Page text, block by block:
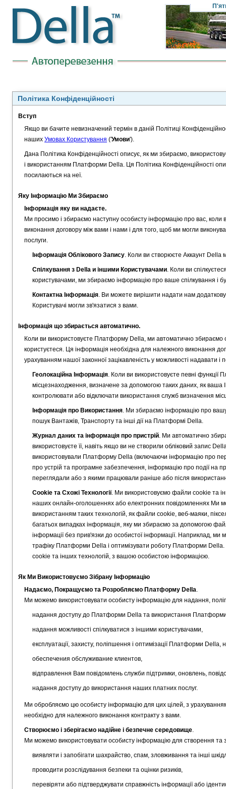
Політика Конфіденційності
Вступ
Якщо ви бачите невизначений термін в даній Політиці
наших Умовах Користування ('Умови').
Дана Політика Конфіденційності описує, як ми збираємо,
і використанням Платформи Della. Ця Політика Конфіденційності
посилаються на неї.
Яку Інформацію Ми Збираємо
Інформація яку ви надаєте.
Ми просимо і збираємо наступну особисту інформацію про вас,
виконання договору між вами і нами і для того, щоб ми могли
послуги.
Інформація Облікового Запису. Коли ви створюєте Аккаунт Della
Спілкування з Della и іншими Користувачами. Коли ви
користувачами, ми збираємо інформацію про ваше спілкування і
Контактна Інформація. Ви можете вирішити надати нам
Користувачі могли зв'язатися з вами.
Інформація що збирається автоматично.
Коли ви використовуєте Платформу Della, ми автоматично збираємо
користуєтеся. Ця інформація необхідна для належного виконання
урахуванням нашої законної зацікавленість у можливості
Геолокаційна Інформація. Коли ви використовуєте певні
місцезнаходження, визначене за допомогою таких даних, як ваша
контролювати або відключати використання служб визначення
Інформація про Використання. Ми збираємо інформацію про
пошук Вантажів, Транспорту та інші дії на Платформі Della.
Журнал даних та інформація про пристрій. Ми автоматично
використовуєте її, навіть якщо ви не створили обліковий запис
використовували Платформу Della (включаючи інформацію про
про устрій та програмне забезпечення, інформацію про події на
переглядали або з якими працювали раніше або після
Cookie та Схожі Технології. Ми використовуємо файли cookie та
наших онлайн-оголошеннях або електронних повідомленнях Ми
використанням таких технологій, як файли cookie, веб-маяки,
багатьох випадках інформація, яку ми збираємо за допомогою
інформації без прив'язки до особистої інформації. Наприклад,
трафіку Платформи Della і оптимізувати роботу Платформи
cookie та інших технологій, з вашою особистою інформацією.
Як Ми Використовуємо Зібрану Інформацію
Надаємо, Покращуємо та Розробляємо Платформу Della.
Ми можемо використовувати особисту інформацію для надання,
надання доступу до Платформи Della та використання
надання можливості спілкуватися з іншими користувачами,
експлуатації, захисту, поліпшення і оптимізації Платформи
обеспечения обслуживание клиентов,
відправлення Вам повідомлень служби підтримки, оновлень,
надання доступу до використання наших платних послуг.
Ми обробляємо цю особисту інформацію для цих цілей, з
необхідно для належного виконання контракту з вами.
Створюємо і зберігаємо надійне і безпечне середовище.
Ми можемо використовувати особисту інформацію для створення
виявляти і запобігати шахрайство, спам, зловживання та інші
проводити розслідування безпеки та оцінки ризиків,
перевіряти або підтверджувати справжність інформації або